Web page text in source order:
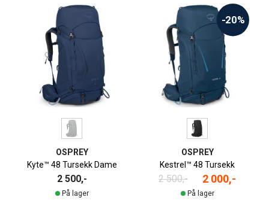
OSPREY
Kyte™ 48 Tursekk Dame
2 500,-
På lager
-20%
OSPREY
Kestrel™ 48 Tursekk
2 500,- 2 000,-
På lager